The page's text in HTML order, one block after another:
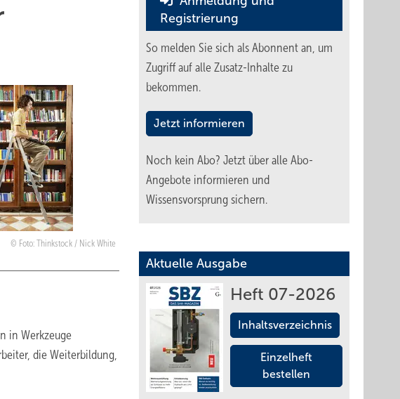
Foto: Thinkstock / Nick White
in Werkzeuge
die Weiterbildung,
Registrierung
So melden Sie sich als Abonnent an, um
Zugriff auf alle Zusatz-Inhalte zu
bekommen.
Jetzt informieren
Noch kein Abo? Jetzt über alle Abo-
Angebote informieren und
Wissensvorsprung sichern.
Aktuelle Ausgabe
Heft 07-2026
Inhaltsverzeichnis
Einzelheft
bestellen